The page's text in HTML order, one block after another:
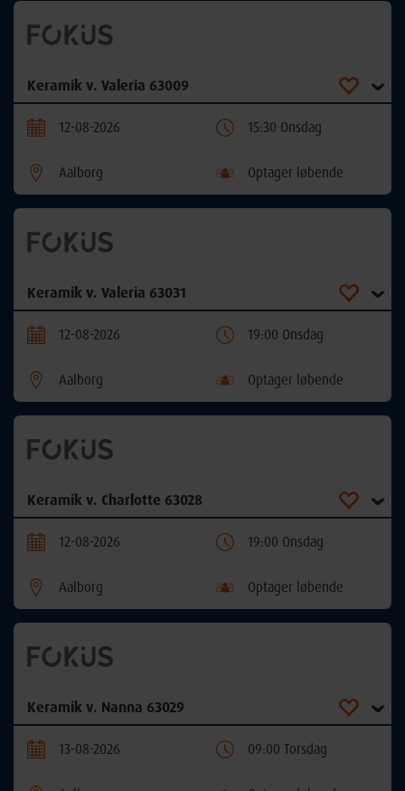
Keramik v. Valeria 63009
12-08-2026 15:30 Onsdag
Aalborg Optager løbende
Keramik v. Valeria 63031
12-08-2026 19:00 Onsdag
Aalborg Optager løbende
Keramik v. Charlotte 63028
12-08-2026 19:00 Onsdag
Aalborg Optager løbende
Keramik v. Nanna 63029
13-08-2026 09:00 Torsdag